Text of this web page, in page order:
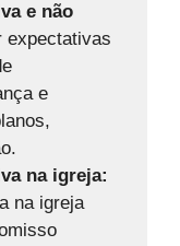
e não
expectativas
e
na igreja:
na igreja